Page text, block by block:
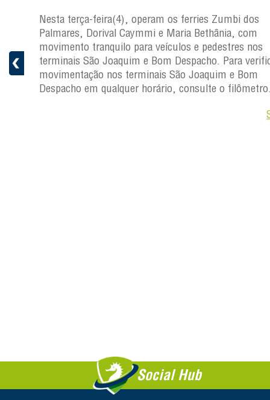
a
Nesta terça-feira(4), operam os ferries Zumbi dos
Palmares, Dorival Caymmi e Maria Bethânia, com
movimento tranquilo para veículos e pedestres nos
terminais São Joaquim e Bom Despacho. Para
movimentação nos terminais São Joaquim e Bom
Despacho em qualquer horário, consulte o
Social Hub